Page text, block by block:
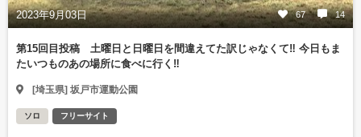
2023年9月03日 67 14
第15回目投稿 土曜日と日曜日を間違えてた訳じゃなくて‼️ 今日もま
たいつものあの場所に食べに行く‼️
[埼玉県] 坂戸市運動公園
ソロ フリーサイト